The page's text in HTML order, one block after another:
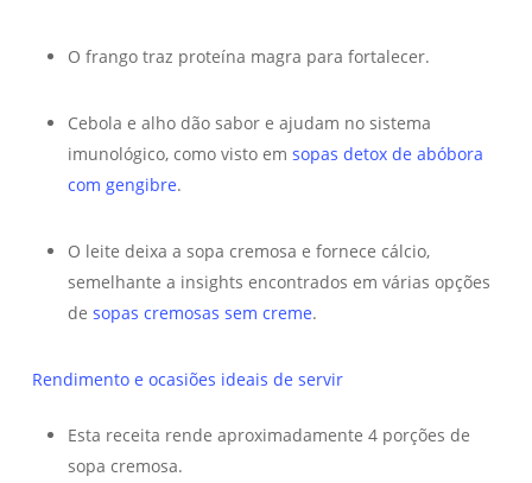
O frango traz proteína magra para fortalecer.
Cebola e alho dão sabor e ajudam no sistema
imunológico, como visto em sopas detox de abóbora
com gengibre.
O leite deixa a sopa cremosa e fornece cálcio,
semelhante a insights encontrados em várias opções
de sopas cremosas sem creme.
Rendimento e ocasiões ideais de servir
Esta receita rende aproximadamente 4 porções de
sopa cremosa.